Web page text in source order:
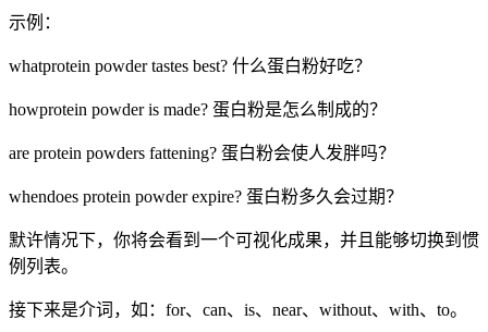
示例：
whatprotein powder tastes best? 什么蛋白粉好吃？
howprotein powder is made? 蛋白粉是怎么制成的？
are protein powders fattening? 蛋白粉会使人发胖吗？
whendoes protein powder expire? 蛋白粉多久会过期？
默许情况下，你将会看到一个可视化成果，并且能够切换到惯
例列表。
接下来是介词，如：for、can、is、near、without、with、to。